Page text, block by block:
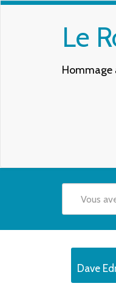
Le
Hommage
Dave